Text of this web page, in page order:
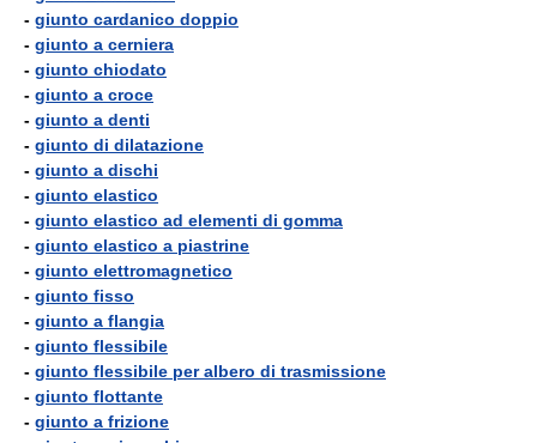
- giunto cardanico doppio
- giunto a cerniera
- giunto chiodato
- giunto a croce
- giunto a denti
- giunto di dilatazione
- giunto a dischi
- giunto elastico
- giunto elastico ad elementi di gomma
- giunto elastico a piastrine
- giunto elettromagnetico
- giunto fisso
- giunto a flangia
- giunto flessibile
- giunto flessibile per albero di trasmissione
- giunto flottante
- giunto a frizione